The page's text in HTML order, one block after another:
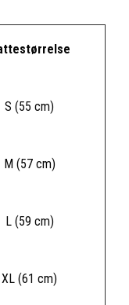
S (55 cm)
M (57 cm)
L (59 cm)
XL (61 cm)